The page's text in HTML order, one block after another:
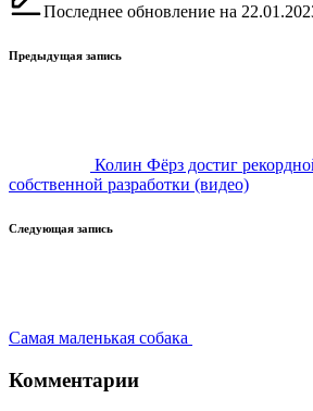
Последнее обновление на
Навигация
Предыдущая запись
Колин Фёрз достиг
собственной разработки (видео)
Следующая запись
Самая маленькая собака
Комментарии